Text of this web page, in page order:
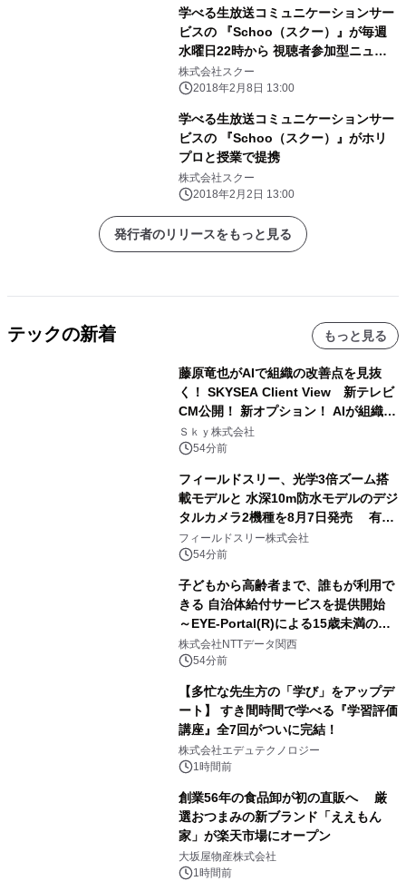
学べる生放送コミュニケーションサー
ビスの 『Schoo（スクー）』が毎週
水曜日22時から 視聴者参加型ニュー
ス討論番組のレギュラー放送を実施
株式会社スクー
2018年2月8日 13:00
学べる生放送コミュニケーションサー
ビスの 『Schoo（スクー）』がホリ
プロと授業で提携
株式会社スクー
2018年2月2日 13:00
発行者のリリースをもっと見る
テックの新着 もっと見る
藤原竜也がAIで組織の改善点を見抜
く！ SKYSEA Client View 新テレビ
CM公開！ 新オプション！ AIが組織の
業務実態を分析し労務改善を支援。 藤
原竜也メイキング動画公開 「もしAIが
る自信がある」「昨年の夏はカブトム
シを捕まえたり、虫と戦ったり…」
Ｓｋｙ株式会社
54分前
フィールドスリー、光学3倍ズーム搭
載モデルと 水深10m防水モデルのデジ
タルカメラ2機種を8月7日発売 有効
約1300万画素、用途別に選べるコンデ
ジ新登場
フィールドスリー株式会社
54分前
子どもから高齢者まで、誰もが利用で
きる 自治体給付サービスを提供開始
～EYE-Portal(R)による15歳未満の本
人認証と デジタルデバイド対策で実現
～
株式会社NTTデータ関西
54分前
【多忙な先生方の「学び」をアップデ
ート】 すき間時間で学べる『学習評価
講座』全7回がついに完結！
株式会社エデュテクノロジー
1時間前
創業56年の食品卸が初の直販へ 厳
選おつまみの新ブランド「ええもん
家」が楽天市場にオープン
大坂屋物産株式会社
1時間前